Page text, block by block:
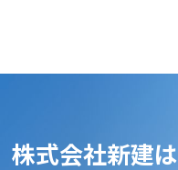
株式会社新建は